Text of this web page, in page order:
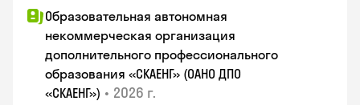
Образовательная автономная
некоммерческая организация
дополнительного профессионального
образования «СКАЕНГ» (ОАНО ДПО
«СКАЕНГ») • 2026 г.